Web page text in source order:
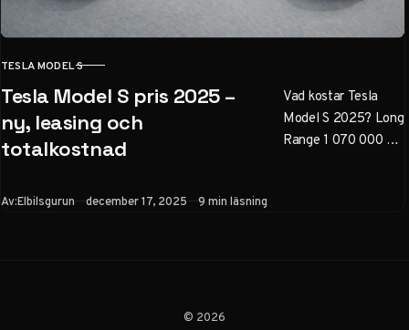
KATEGORI
TESLA MODEL S
Tesla Model S pris 2025 –
ny, leasing och
totalkostnad
Vad kostar Tesla
Model S 2025? Long
Range 1 070 000 kr,
Av:Elbilsgurun Publicerad
december 17, 2025 9 min läsning
© 2026